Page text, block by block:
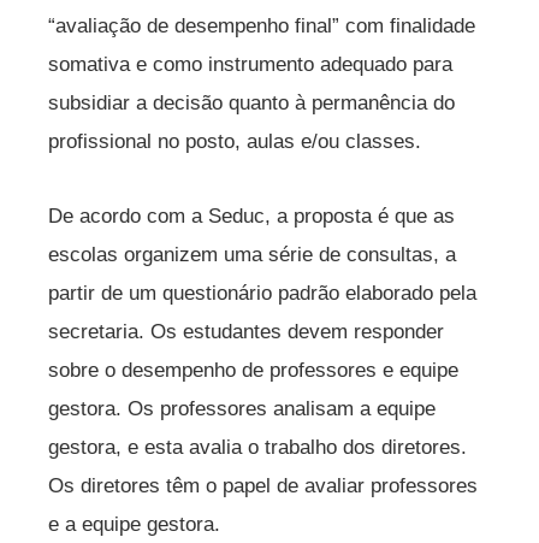
“avaliação de desempenho final” com finalidade
somativa e como instrumento adequado para
subsidiar a decisão quanto à permanência do
profissional no posto, aulas e/ou classes.
De acordo com a Seduc, a proposta é que as
escolas organizem uma série de consultas, a
partir de um questionário padrão elaborado pela
secretaria. Os estudantes devem responder
sobre o desempenho de professores e equipe
gestora. Os professores analisam a equipe
gestora, e esta avalia o trabalho dos diretores.
Os diretores têm o papel de avaliar professores
e a equipe gestora.